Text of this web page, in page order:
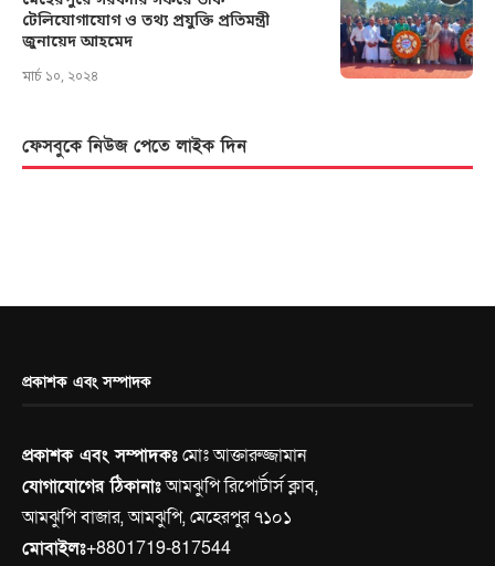
টেলিযোগাযোগ ও তথ্য প্রযুক্তি প্রতিমন্ত্রী
জুনায়েদ আহমেদ
মার্চ ১০, ২০২৪
ফেসবুকে নিউজ পেতে লাইক দিন
প্রকাশক এবং সম্পাদক
প্রকাশক এবং সম্পাদকঃমোঃ আক্তারুজ্জামান
যোগাযোগের ঠিকানাঃআমঝুপি রিপোর্টার্স ক্লাব,
আমঝুপি বাজার, আমঝুপি, মেহেরপুর ৭১০১
মোবাইলঃ+8801719-817544